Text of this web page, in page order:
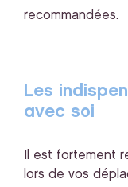
recommandées.
Les
avec soi
Il est fortement
lors de vos